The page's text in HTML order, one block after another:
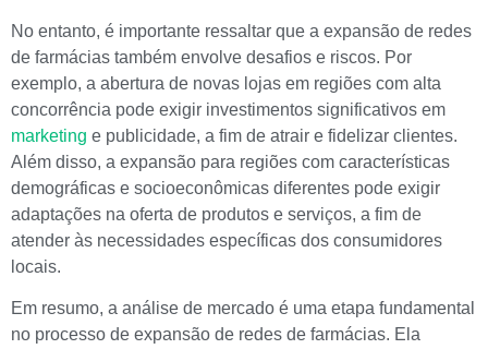
No entanto, é importante ressaltar que a expansão de redes
de farmácias também envolve desafios e riscos. Por
exemplo, a abertura de novas lojas em regiões com alta
concorrência pode exigir investimentos significativos em
marketing e publicidade, a fim de atrair e fidelizar clientes.
Além disso, a expansão para regiões com características
demográficas e socioeconômicas diferentes pode exigir
adaptações na oferta de produtos e serviços, a fim de
atender às necessidades específicas dos consumidores
locais.
Em resumo, a análise de mercado é uma etapa fundamental
no processo de expansão de redes de farmácias. Ela